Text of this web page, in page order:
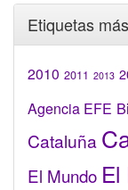
Etiquetas
2010 2011 2013
Agencia EFE
Cataluña
El Mundo El